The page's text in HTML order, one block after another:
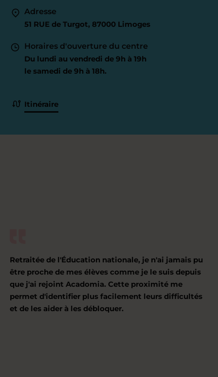
Adresse
51 RUE de Turgot, 87000 Limoges
Horaires d'ouverture du centre
Du lundi au vendredi de 9h à 19h
le samedi de 9h à 18h.
Itinéraire
Retraitée de l'Éducation nationale, je n'ai jamais pu
être proche de mes élèves comme je le suis depuis
que j'ai rejoint Acadomia. Cette proximité me
permet d'identifier plus facilement leurs difficultés
et de les aider à les débloquer.